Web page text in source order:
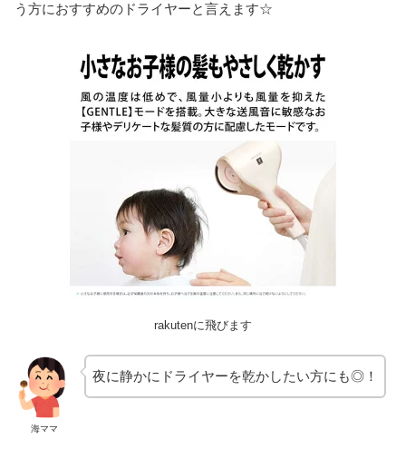
う方におすすめのドライヤーと言えます☆
rakutenに飛びます
海ママ
夜に静かにドライヤーを乾かしたい方にも◎！